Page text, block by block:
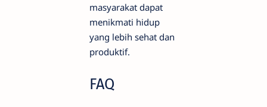
masyarakat dapat
menikmati hidup
yang lebih sehat dan
produktif.
FAQ